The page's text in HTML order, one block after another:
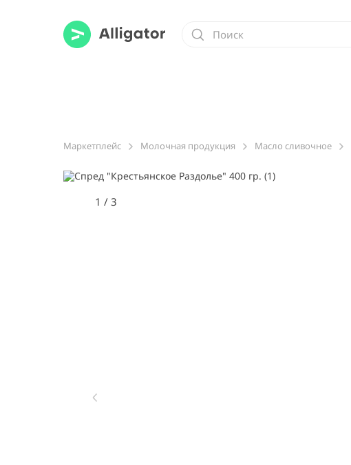
Маркетплейс Молочная продукция Масло cливочное
1 / 3